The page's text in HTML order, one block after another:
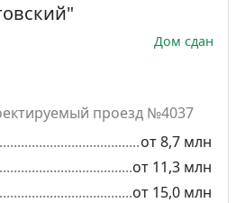
Дом сдан
проезд №4037
от 8,7 млн
от 11,3 млн
от 15,0 млн